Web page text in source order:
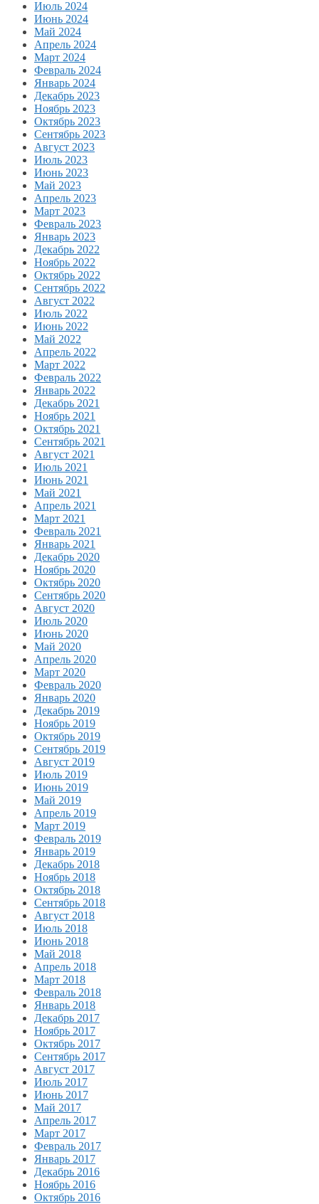
Июль 2024
Июнь 2024
Май 2024
Апрель 2024
Март 2024
Февраль 2024
Январь 2024
Декабрь 2023
Ноябрь 2023
Октябрь 2023
Сентябрь 2023
Август 2023
Июль 2023
Июнь 2023
Май 2023
Апрель 2023
Март 2023
Февраль 2023
Январь 2023
Декабрь 2022
Ноябрь 2022
Октябрь 2022
Сентябрь 2022
Август 2022
Июль 2022
Июнь 2022
Май 2022
Апрель 2022
Март 2022
Февраль 2022
Январь 2022
Декабрь 2021
Ноябрь 2021
Октябрь 2021
Сентябрь 2021
Август 2021
Июль 2021
Июнь 2021
Май 2021
Апрель 2021
Март 2021
Февраль 2021
Январь 2021
Декабрь 2020
Ноябрь 2020
Октябрь 2020
Сентябрь 2020
Август 2020
Июль 2020
Июнь 2020
Май 2020
Апрель 2020
Март 2020
Февраль 2020
Январь 2020
Декабрь 2019
Ноябрь 2019
Октябрь 2019
Сентябрь 2019
Август 2019
Июль 2019
Июнь 2019
Май 2019
Апрель 2019
Март 2019
Февраль 2019
Январь 2019
Декабрь 2018
Ноябрь 2018
Октябрь 2018
Сентябрь 2018
Август 2018
Июль 2018
Июнь 2018
Май 2018
Апрель 2018
Март 2018
Февраль 2018
Январь 2018
Декабрь 2017
Ноябрь 2017
Октябрь 2017
Сентябрь 2017
Август 2017
Июль 2017
Июнь 2017
Май 2017
Апрель 2017
Март 2017
Февраль 2017
Январь 2017
Декабрь 2016
Ноябрь 2016
Октябрь 2016